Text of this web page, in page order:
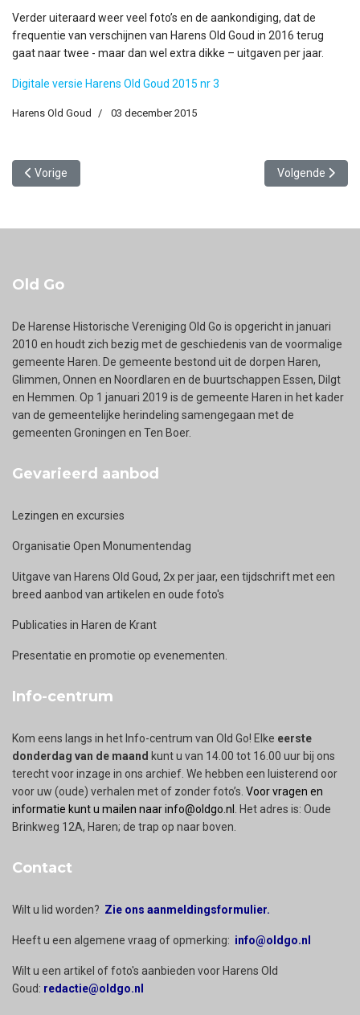
Verder uiteraard weer veel foto’s en de aankondiging, dat de
frequentie van verschijnen van Harens Old Goud in 2016 terug
gaat naar twee - maar dan wel extra dikke – uitgaven per jaar.
Digitale versie Harens Old Goud 2015 nr 3
Harens Old Goud 03 december 2015
Vorig artikel: Harens Old Goud 2016-1
Vorige Volgende
Volgende
Old Go
De Harense Historische Vereniging Old Go is opgericht in januari
2010 en houdt zich bezig met de geschiedenis van de voormalige
gemeente Haren. De gemeente bestond uit de dorpen Haren,
Glimmen, Onnen en Noordlaren en de buurtschappen Essen, Dilgt
en Hemmen. Op 1 januari 2019 is de gemeente Haren in het kader
van de gemeentelijke herindeling samengegaan met de
gemeenten Groningen en Ten Boer.
Gevarieerd aanbod
Lezingen en excursies
Organisatie Open Monumentendag
Uitgave van Harens Old Goud, 2x per jaar, een tijdschrift met een
breed aanbod van artikelen en oude foto's
Publicaties in Haren de Krant
Presentatie en promotie op evenementen.
Info-centrum
Kom eens langs in het Info-centrum van Old Go! Elke eerste
donderdag van de maand kunt u van 14.00 tot 16.00 uur bij ons
terecht voor inzage in ons archief. We hebben een luisterend oor
voor uw (oude) verhalen met of zonder foto’s. Voor vragen en
informatie kunt u mailen naar info@oldgo.nl
. Het adres is: Oude
Brinkweg 12A, Haren; de trap op naar boven.
Contact
Wilt u lid worden? Zie ons aanmeldingsformulier.
Heeft u een algemene vraag of opmerking: info@oldgo.nl
Wilt u een artikel of foto's aanbieden voor Harens Old
Goud: redactie@oldgo.nl